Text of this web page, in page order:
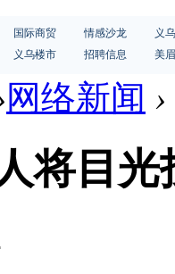
国际商贸 情感沙龙
义
义乌楼市 招聘信息 美
网络新闻 ›
将目光